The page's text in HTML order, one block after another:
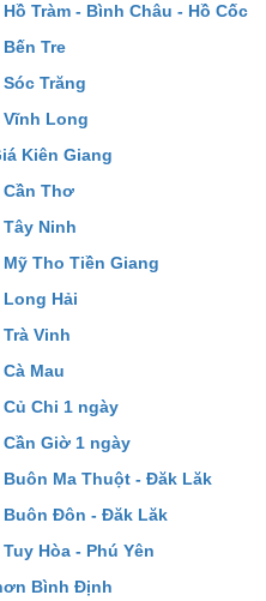
Tràm - Bình Châu - Hồ Cốc
Tre
Trăng
Long
Kiên Giang
Thơ
Ninh
Tho Tiền Giang
Hải
Vinh
Mau
Chi 1 ngày
Giờ 1 ngày
Ma Thuột - Đăk Lăk
Đôn - Đăk Lăk
Hòa - Phú Yên
Bình Định